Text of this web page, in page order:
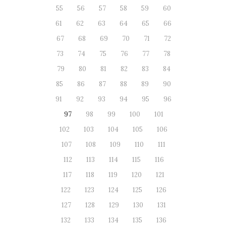
55 56 57 58 59
60
61
62 63 64 65
66
67
68 69 70 71
72
73
74 75 76 77
78
79
80 81 82 83
84
85
86 87 88 89
90
91
92 93 94 95
96
97
98 99 100
101
102
103 104 105
106
107
108 109 110
111
112
113 114 115
116
117
118 119 120
121
122
123 124 125
126
127
128 129 130
131
132
133 134 135
136